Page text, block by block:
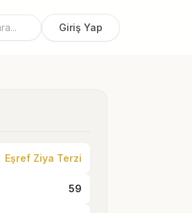
Giriş Yap
Eşref Ziya Terzi
59